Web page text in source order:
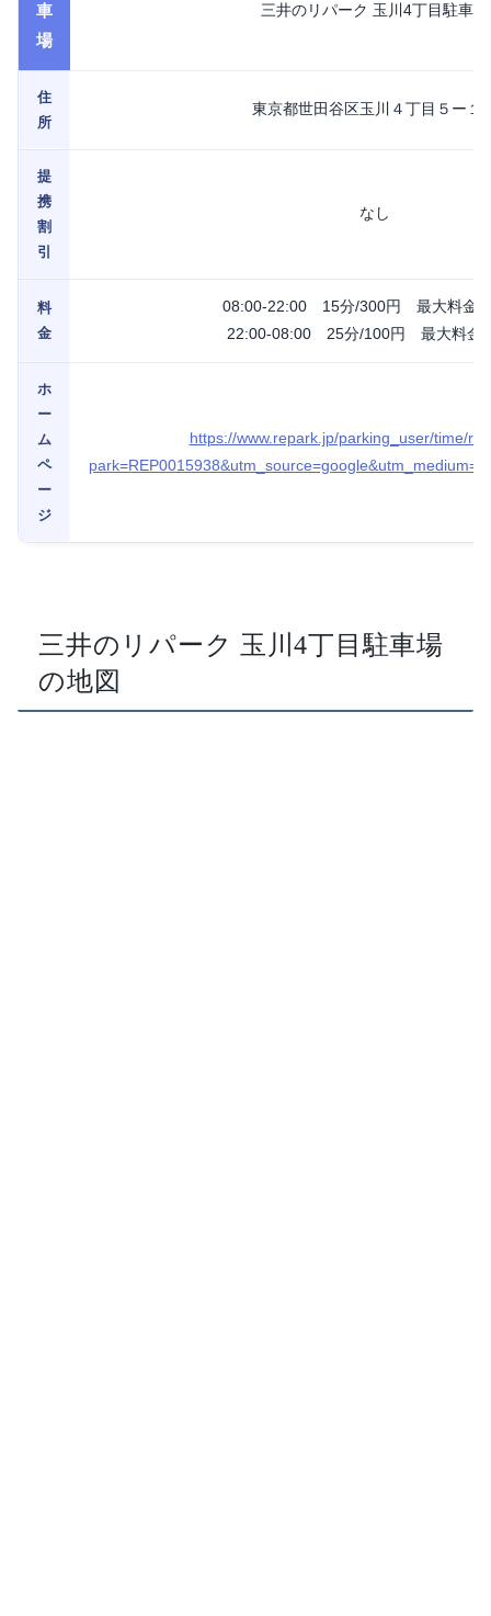
車
場
三井のリパーク 玉川4丁目駐車場
住
所
東京都世田谷区玉川４丁目５ー１
提
携
割
引
なし
料
金
08:00-22:00 15分/300円 最大料金
22:00-08:00 25分/100円 最大料金
ホ
ー
ム
ペ
ー
ジ
https://www.repark.jp/parking_user/time/
三井のリパーク 玉川4丁目駐車場
の地図